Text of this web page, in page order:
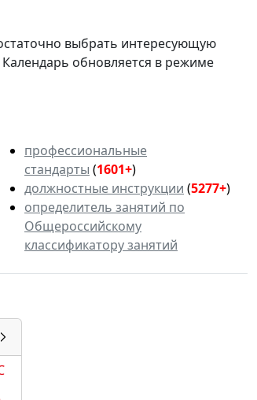
выбрать интересующую
обновляется в режиме
профессиональные
стандарты (1601+)
должностные инструкции (5277+)
определитель занятий по
Общероссийскому
классификатору занятий